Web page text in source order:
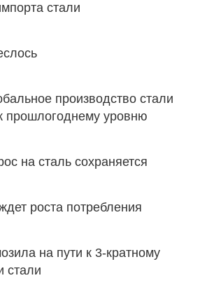
стали
производство стали
прошлогоднему уровню
на сталь сохраняется
роста потребления
на пути к 3-кратному
стали